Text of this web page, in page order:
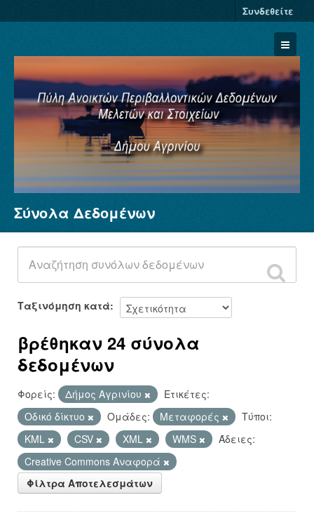
Συνδεθείτε
Σύνολα Δεδομένων
Φορείς
Ομάδες
Σχετικά
Σύνολα Δεδομένων
Ταξινόμηση κατά
βρέθηκαν 24 σύνολα
δεδομένων
Φορείς: Δήμος Αγρινίου
Ετικέτες:
Οδικό δίκτυο
Ομάδες: Μεταφορές
Τύποι:
KML
CSV XML WMS
Άδειες:
Creative Commons Αναφορά
Φίλτρα Αποτελεσμάτων